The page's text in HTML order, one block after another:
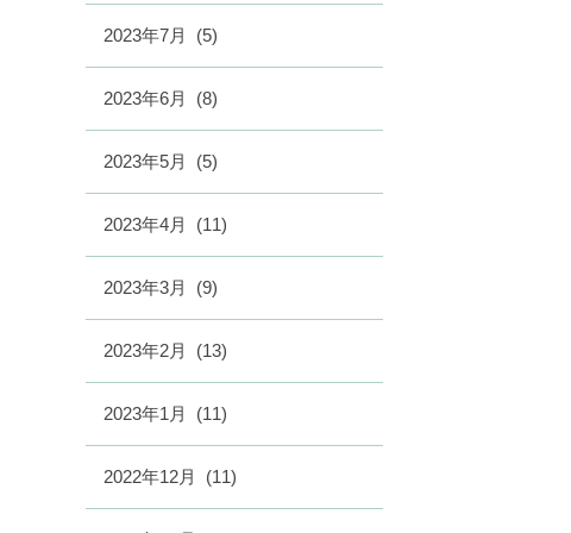
2023年7月 (5)
2023年6月 (8)
2023年5月 (5)
2023年4月 (11)
2023年3月 (9)
2023年2月 (13)
2023年1月 (11)
2022年12月 (11)